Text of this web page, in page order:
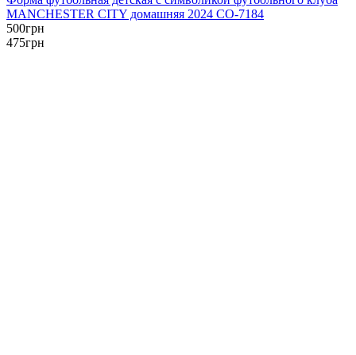
MANCHESTER CITY домашняя 2024 CO-7184
500грн
475грн